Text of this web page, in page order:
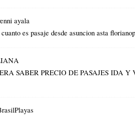
ayala
es pasaje desde asuncion asta
SABER PRECIO DE PASAJES IDA Y